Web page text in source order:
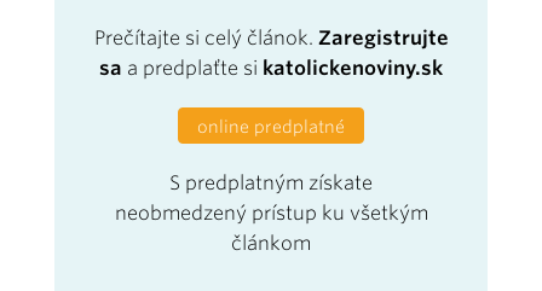
Prečítajte si celý článok. Zaregistrujte
sa a predplaťte si katolickenoviny.sk
online predplatné
S predplatným získate
neobmedzený prístup ku všetkým
článkom